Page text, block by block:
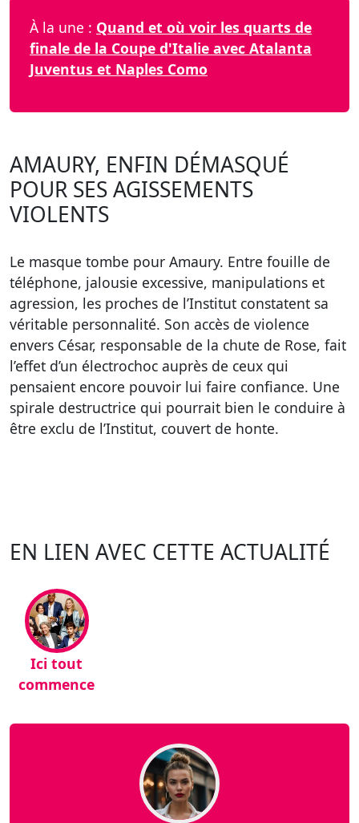
À la une : Quand et où voir les quarts de
finale de la Coupe d'Italie avec Atalanta
Juventus et Naples Como
AMAURY, ENFIN DÉMASQUÉ
POUR SES AGISSEMENTS
VIOLENTS
Le masque tombe pour Amaury. Entre fouille de
téléphone, jalousie excessive, manipulations et
agression, les proches de l’Institut constatent sa
véritable personnalité. Son accès de violence
envers César, responsable de la chute de Rose, fait
l’effet d’un électrochoc auprès de ceux qui
pensaient encore pouvoir lui faire confiance. Une
spirale destructrice qui pourrait bien le conduire à
être exclu de l’Institut, couvert de honte.
EN LIEN AVEC CETTE ACTUALITÉ
Ici tout
commence